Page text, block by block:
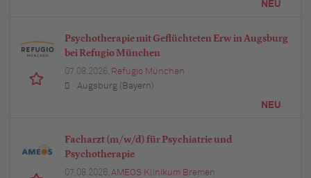
NEU
Psychotherapie mit Geflüchteten Erw in Augsburg
bei Refugio München
07.08.2026, Refugio München
Augsburg (Bayern)
NEU
Facharzt (m/w/d) für Psychiatrie und
Psychotherapie
07.08.2026, AMEOS Klinikum Bremen